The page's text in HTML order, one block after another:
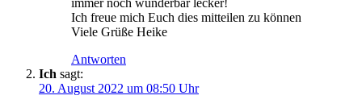
immer noch wun­der­bar lecker!
Ich freue mich Euch dies mit­tei­len zu können
Vie­le Grü­ße Heike
Antworten
Ich sagt:
20. August 2022 um 08:50 Uhr